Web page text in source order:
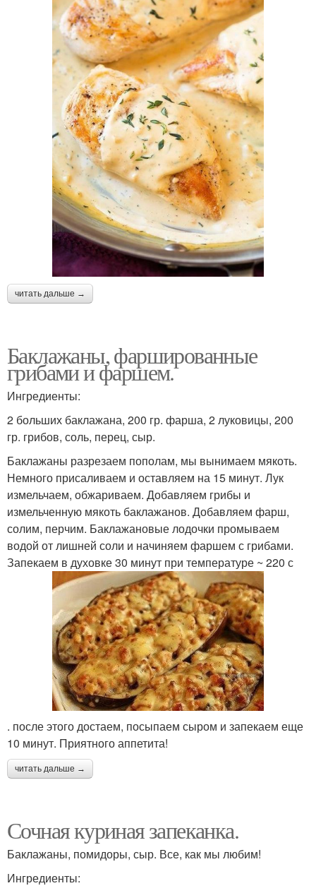
читать дальше →
Баклажаны, фаршированные
грибами и фаршем.
Ингредиенты:
2 больших баклажана, 200 гр. фарша, 2 луковицы, 200
гр. грибов, соль, перец, сыр.
Баклажаны разрезаем пополам, мы вынимаем мякоть.
Немного присаливаем и оставляем на 15 минут. Лук
измельчаем, обжариваем. Добавляем грибы и
измельченную мякоть баклажанов. Добавляем фарш,
солим, перчим. Баклажановые лодочки промываем
водой от лишней соли и начиняем фаршем с грибами.
Запекаем в духовке 30 минут при температуре ~ 220 с
. после этого достаем, посыпаем сыром и запекаем еще
10 минут. Приятного аппетита!
читать дальше →
Сочная куриная запеканка.
Баклажаны, помидоры, сыр. Все, как мы любим!
Ингредиенты: